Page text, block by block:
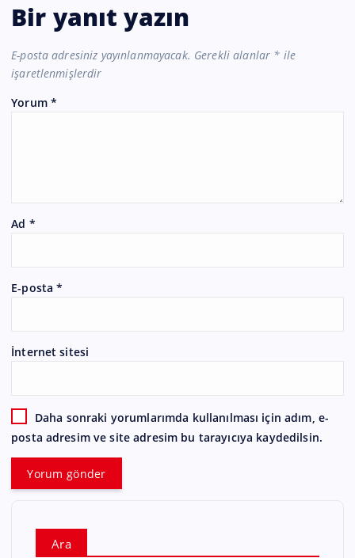
Bir yanıt yazın
E-posta adresiniz yayınlanmayacak. Gerekli alanlar * ile
işaretlenmişlerdir
Yorum *
Ad *
E-posta*
İnternet sitesi
Daha sonraki yorumlarımda kullanılması için adım, e-
posta adresim ve site adresim bu tarayıcıya kaydedilsin.
Ara